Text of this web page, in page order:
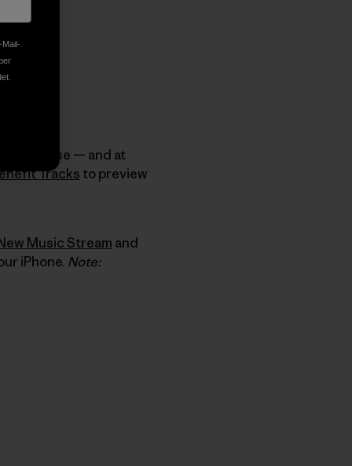
else — and at
Tracks to preview
Music Stream and
iPhone. Note: